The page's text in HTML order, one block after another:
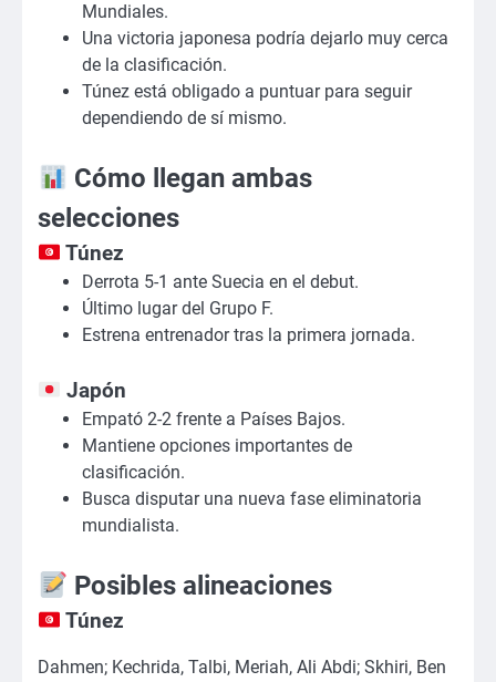
Mundiales.
Una victoria japonesa podría dejarlo muy cerca
de la clasificación.
Túnez está obligado a puntuar para seguir
dependiendo de sí mismo.
Cómo llegan ambas
selecciones
Túnez
Derrota 5-1 ante Suecia en el debut.
Último lugar del Grupo F.
Estrena entrenador tras la primera jornada.
Japón
Empató 2-2 frente a Países Bajos.
Mantiene opciones importantes de
clasificación.
Busca disputar una nueva fase eliminatoria
mundialista.
Posibles alineaciones
Túnez
Dahmen; Kechrida, Talbi, Meriah, Ali Abdi; Skhiri, Ben